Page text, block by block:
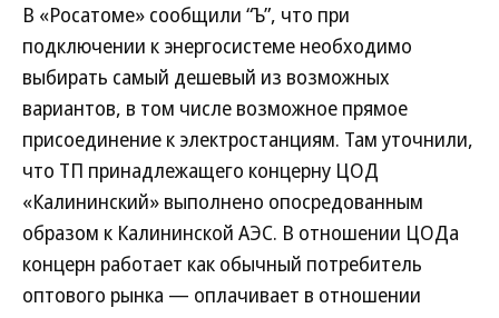
В «Росатоме» сообщили “Ъ”, что при
подключении к энергосистеме необходимо
выбирать самый дешевый из возможных
вариантов, в том числе возможное прямое
присоединение к электростанциям. Там уточнили,
что ТП принадлежащего концерну ЦОД
«Калининский» выполнено опосредованным
образом к Калининской АЭС. В отношении ЦОДа
концерн работает как обычный потребитель
оптового рынка — оплачивает в отношении